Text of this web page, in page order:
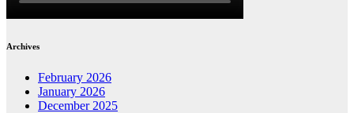
Archives
February 2026
January 2026
December 2025